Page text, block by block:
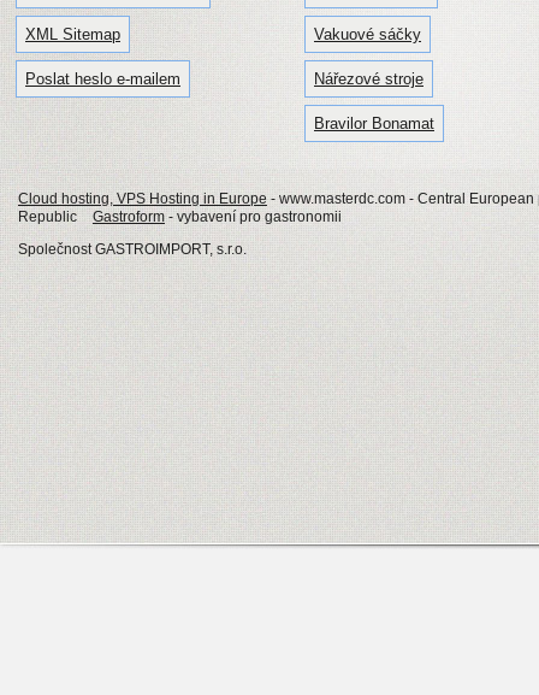
XML Sitemap
Poslat heslo e-mailem
Vakuové sáčky
Nářezové stroje
Bravilor Bonamat
Cloud hosting, VPS Hosting in Europe - www.masterdc.com - Central
Republic
Gastroform - vybavení pro gastronomii
Společnost GASTROIMPORT, s.r.o.